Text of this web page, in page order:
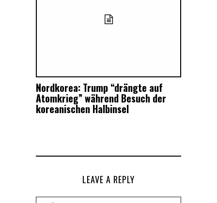
Nordkorea: Trump “drängte auf
Atomkrieg” während Besuch der
koreanischen Halbinsel
LEAVE A REPLY